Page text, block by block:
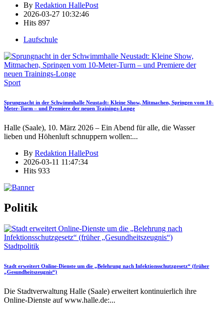
By Redaktion HallePost
2026-03-27 10:32:46
Hits 897
Laufschule
Sport
Sprungnacht in der Schwimmhalle Neustadt: Kleine Show, Mitmachen, Springen vom 10-
Meter-Turm – und Premiere der neuen Trainings-Longe
Halle (Saale), 10. März 2026 – Ein Abend für alle, die Wasser
lieben und Höhenluft schnuppern wollen:...
By Redaktion HallePost
2026-03-11 11:47:34
Hits 933
Politik
Stadtpolitik
Stadt erweitert Online-Dienste um die „Belehrung nach Infektionsschutzgesetz“ (früher
„Gesundheitszeugnis“)
Die Stadtverwaltung Halle (Saale) erweitert kontinuierlich ihre
Online-Dienste auf www.halle.de:...